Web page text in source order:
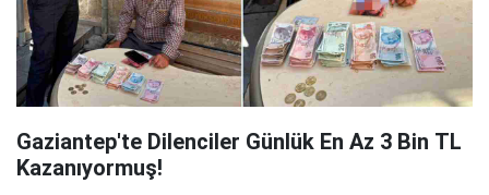
Gaziantep'te Dilenciler Günlük En Az 3 Bin TL
Kazanıyormuş!